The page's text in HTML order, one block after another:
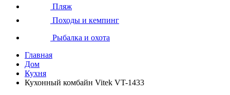
Пляж
Походы и кемпинг
Рыбалка и охота
Главная
Дом
Кухня
Кухонный комбайн Vitek VT-1433